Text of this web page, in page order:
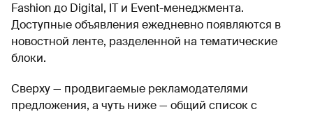
Fashion до Digital, IT и Event-менеджмента.
Доступные объявления ежедневно появляются в
новостной ленте, разделенной на тематические
блоки.
Сверху — продвигаемые рекламодателями
предложения, а чуть ниже — общий список с